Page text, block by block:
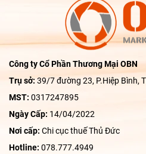
Công ty Cổ Phần Thương Mại OBN
Trụ sở: 39/7 đường 23, P.Hiệp Bình,
MST: 0317247895
Ngày Cấp: 14/04/2022
Nơi cấp: Chi cục thuế Thủ Đức
Hotline: 078.777.4949